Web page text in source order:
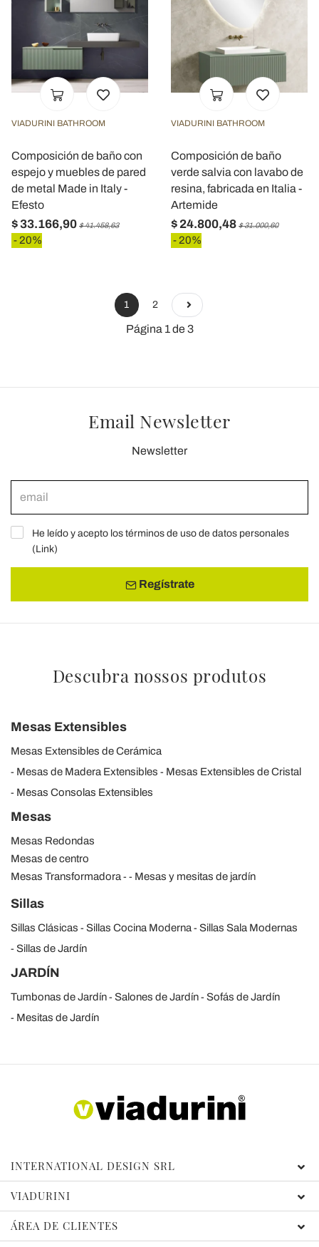
VIADURINI BATHROOM
Composición de baño con
espejo y muebles de pared
de metal Made in Italy -
Efesto
$ 33.166,90 $ 41.458,63
- 20%
VIADURINI BATHROOM
Composición de baño
verde salvia con lavabo de
resina, fabricada en Italia -
Artemide
$ 24.800,48 $ 31.000,60
- 20%
1 2
Página 1 de 3
Email Newsletter
Newsletter
He leído y acepto los términos de uso de datos personales
(Link)
Regístrate
Descubra nossos produtos
Mesas Extensibles
Mesas Extensibles de Cerámica
Mesas de Madera Extensibles
Mesas Extensibles de Cristal
Mesas Consolas Extensibles
Mesas
Mesas Redondas
Mesas de centro
Mesas Transformadora
Mesas y mesitas de jardín
Sillas
Sillas Clásicas Sillas Cocina Moderna
Sillas Sala Modernas
Sillas de Jardín
JARDÍN
Tumbonas de Jardín Salones de Jardín
Sofás de Jardín
Mesitas de Jardín
INTERNATIONAL DESIGN SRL
VIADURINI
ÁREA DE CLIENTES